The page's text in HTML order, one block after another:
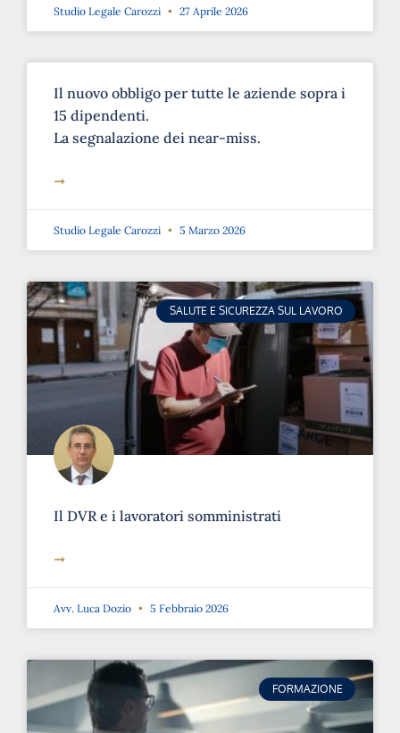
Studio Legale Carozzi 27 Aprile 2026
Il nuovo obbligo per tutte le aziende sopra i
15 dipendenti.
La segnalazione dei near-miss.
➞
Studio Legale Carozzi 5 Marzo 2026
SALUTE E SICUREZZA SUL LAVORO
Il DVR e i lavoratori somministrati
➞
Avv. Luca Dozio 5 Febbraio 2026
FORMAZIONE